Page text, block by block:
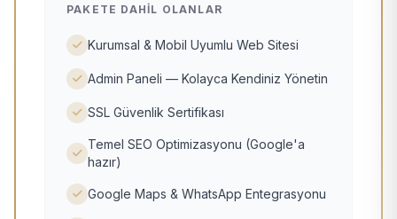
PAKETE DAHIL OLANLAR
Kurumsal & Mobil Uyumlu Web Sitesi
Admin Paneli — Kolayca Kendiniz Yönetin
SSL Güvenlik Sertifikası
Temel SEO Optimizasyonu (Google'a
hazır)
Google Maps & WhatsApp Entegrasyonu